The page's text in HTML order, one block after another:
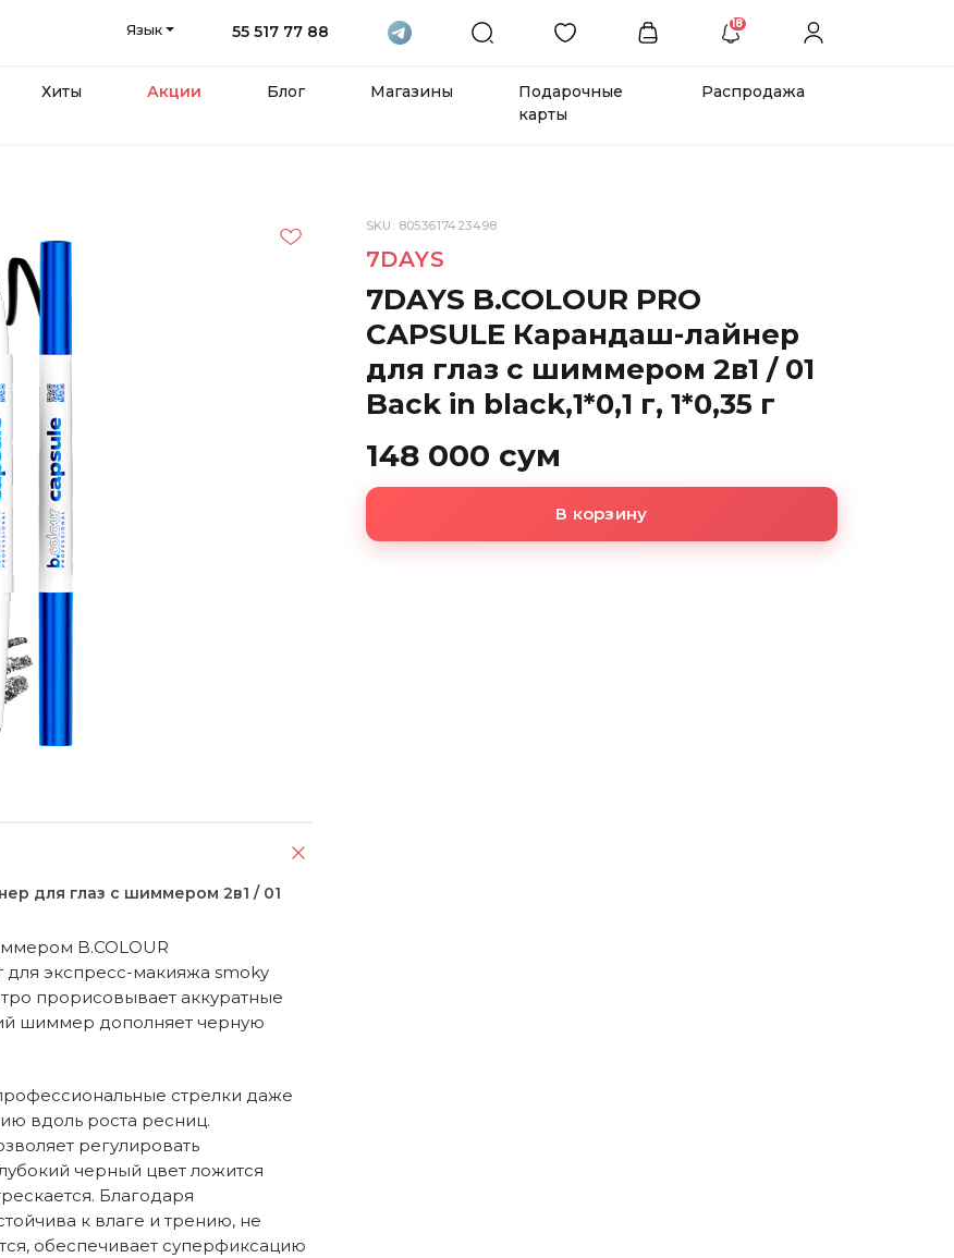
Язык 55 517 77 88 18
Хиты Акции Блог Магазины
Подарочные
карты
Распродажа
для глаз с шиммером 2в1 / 01
B.COLOUR
для экспресс-макияжа smoky
прорисовывает аккуратные
шиммер дополняет черную
стрелки даже
вдоль роста ресниц.
регулировать
черный цвет ложится
Благодаря
к влаге и трению, не
обеспечивает суперфиксацию
SKU: 8053617423498
7DAYS
7DAYS B.COLOUR PRO
CAPSULE Карандаш-лайнер
для глаз с шиммером 2в1 / 01
Back in black,1*0,1 г, 1*0,35 г
148 000 сум
В корзину